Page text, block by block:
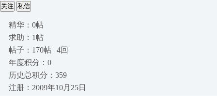
关注 私信
精华：0帖
求助：1帖
帖子：170帖 | 4回
年度积分：0
历史总积分：359
注册：2009年10月25日